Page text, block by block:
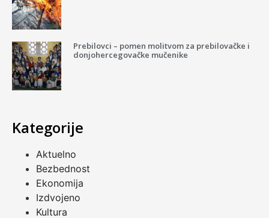
Prebilovci – pomen molitvom za prebilovačke i
donjohercegovačke mučenike
Kategorije
Aktuelno
Bezbednost
Ekonomija
Izdvojeno
Kultura